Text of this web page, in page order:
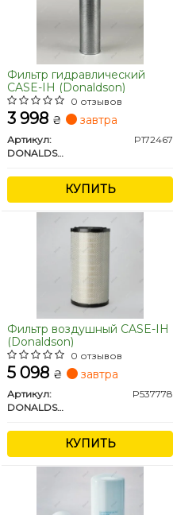
Фильтр гидравлический
CASE-IH (Donaldson)
0 отзывов
3 998 ₴ завтра
Артикул:
P172467
DONALDSON
КУПИТЬ
Фильтр воздушный CASE-IH
(Donaldson)
0 отзывов
5 098 ₴ завтра
Артикул:
P537778
DONALDSON
КУПИТЬ